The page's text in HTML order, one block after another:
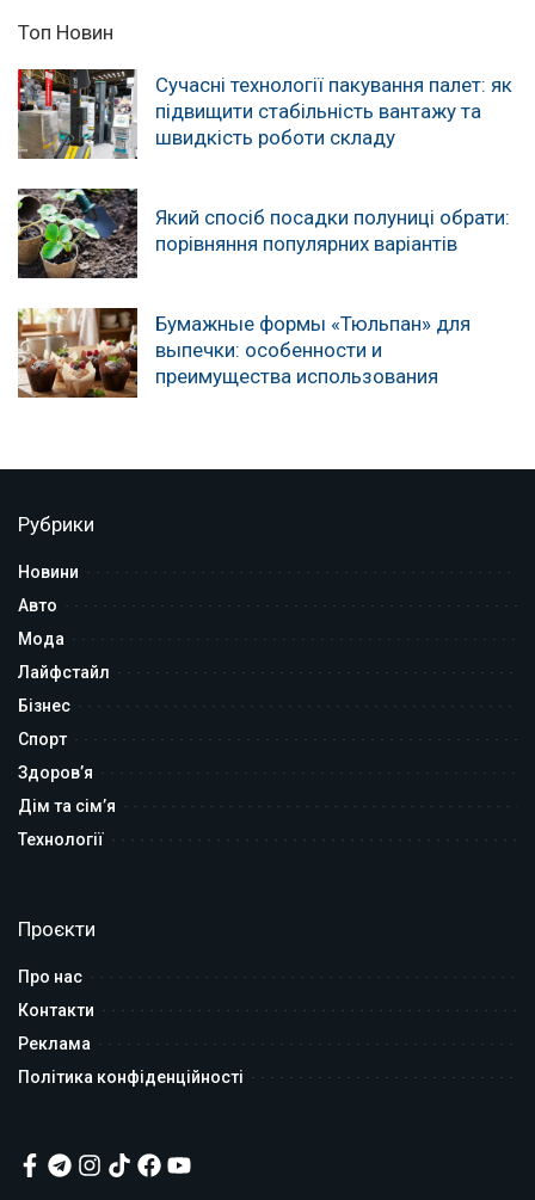
Топ Новин
Сучасні технології пакування палет: як
підвищити стабільність вантажу та
швидкість роботи складу
Який спосіб посадки полуниці обрати:
порівняння популярних варіантів
Бумажные формы «Тюльпан» для
выпечки: особенности и
преимущества использования
Рубрики
Новини
Авто
Мода
Лайфстайл
Бізнес
Спорт
Здоров’я
Дім та сім’я
Технології
Проєкти
Про нас
Контакти
Реклама
Політика конфіденційності